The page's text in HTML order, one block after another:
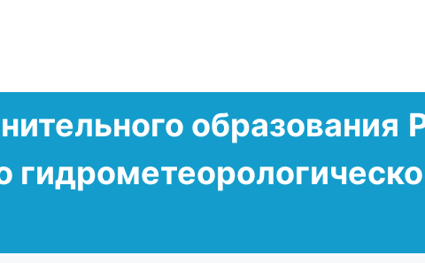
образования